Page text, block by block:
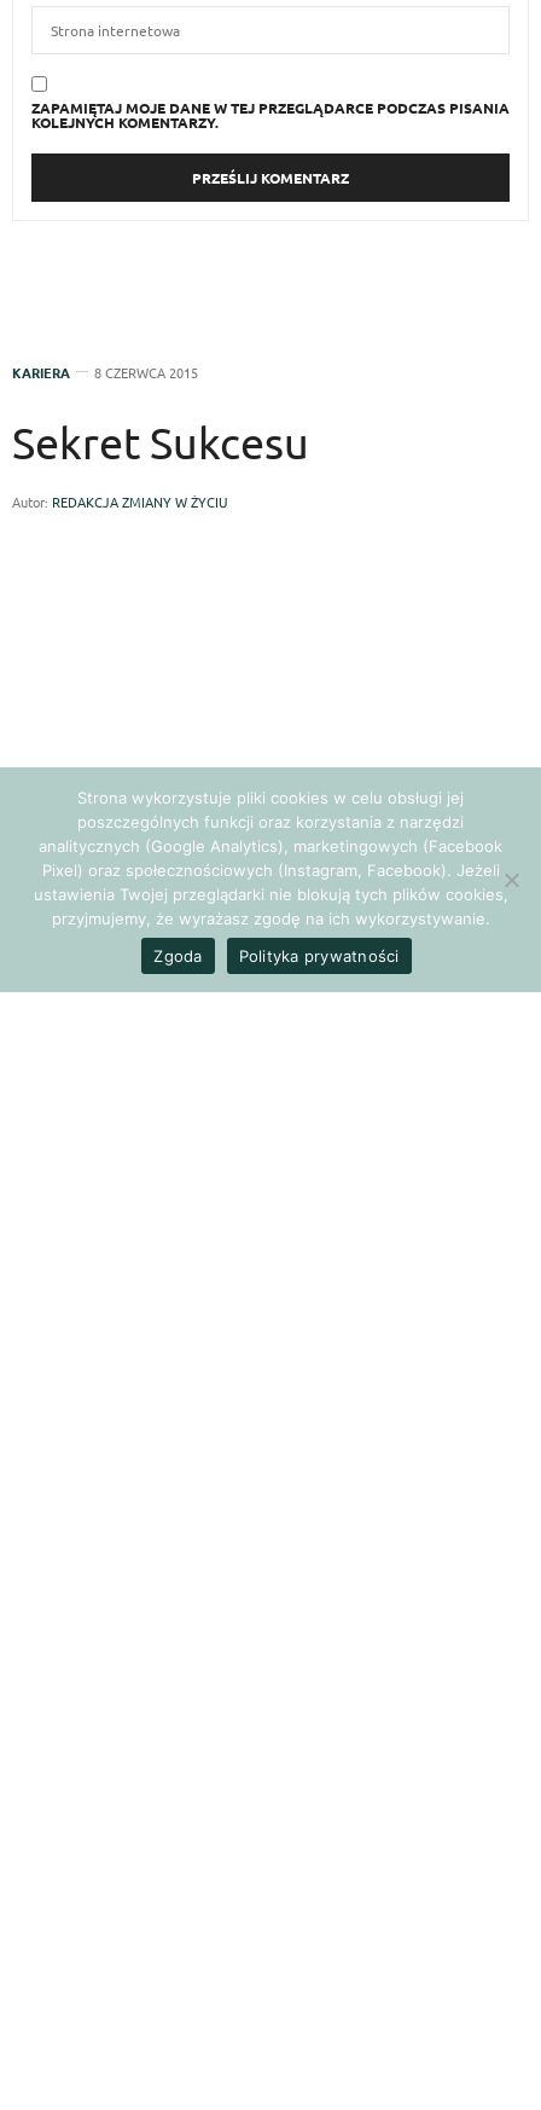
ZAPAMIĘTAJ MOJE DANE W TEJ PRZEGLĄDARCE PODCZAS PISANIA
KOLEJNYCH KOMENTARZY.
KARIERA 8 CZERWCA 2015
Sekret Sukcesu
Autor: REDAKCJA ZMIANY W ŻYCIU
Jim Carrey, Tyler Perry, Steve Jobs… Co ich łączy? Wszyscy
Strona wykorzystuje pliki cookies w celu obsługi jej
poszczególnych funkcji oraz korzystania z narzędzi
analitycznych (Google Analytics), marketingowych (Facebook
Pixel) oraz społecznościowych (Instagram, Facebook). Jeżeli
ustawienia Twojej przeglądarki nie blokują tych plików cookies,
przyjmujemy, że wyrażasz zgodę na ich wykorzystywanie.
Zgoda
Polityka prywatności